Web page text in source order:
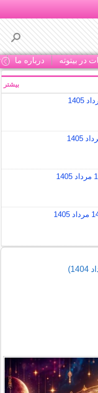
در بیتوته درباره ما
بیشتر